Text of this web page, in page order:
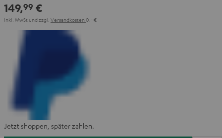
149,99 €
Inkl. MwSt und zzgl. Versandkosten 0,‐ €
Jetzt shoppen, später zahlen.